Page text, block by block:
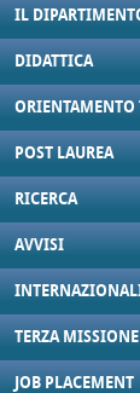
IL
DIDATTICA
ORIENTAMENTO
POST LAUREA
RICERCA
AVVISI
TERZA MISSIONE
JOB PLACEMENT